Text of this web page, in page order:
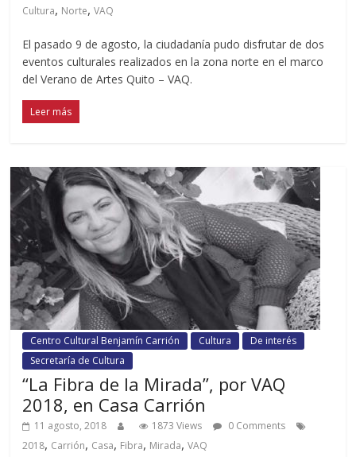
Cultura, Norte,VAQ
El pasado 9 de agosto, la ciudadanía pudo disfrutar de dos
eventos culturales realizados en la zona norte en el marco
del Verano de Artes Quito – VAQ.
Leer más
Centro Cultural Benjamín Carrión Cultura
De interés
Secretaría de Cultura
“La Fibra de la Mirada”, por VAQ
2018, en Casa Carrión
11 agosto, 2018 1873 Views
0 Comments
2018, Carrión, Casa, Fibra, Mirada,VAQ